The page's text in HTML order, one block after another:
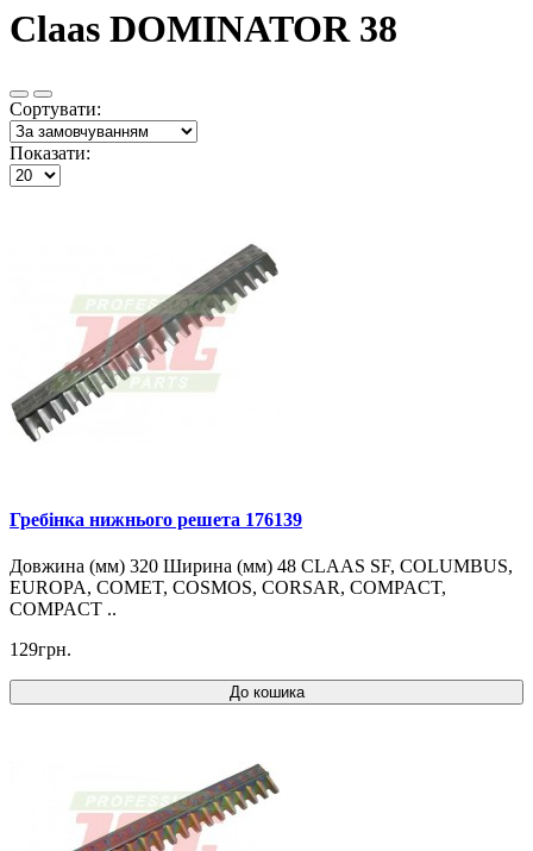
Claas DOMINATOR 38
Сортувати:
Показати:
Гребінка нижнього решета 176139
Довжина (мм) 320 Ширина (мм) 48 CLAAS SF, COLUMBUS,
EUROPA, COMET, COSMOS, CORSAR, COMPACT,
COMPACT ..
129грн.
До кошика